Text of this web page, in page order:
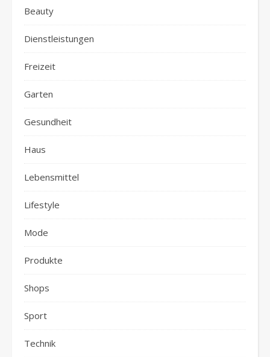
Beauty
Dienstleistungen
Freizeit
Garten
Gesundheit
Haus
Lebensmittel
Lifestyle
Mode
Produkte
Shops
Sport
Technik